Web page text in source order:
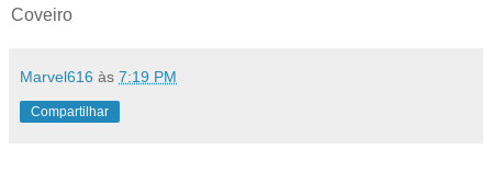
Coveiro
Marvel616 às 7:19 PM
Compartilhar